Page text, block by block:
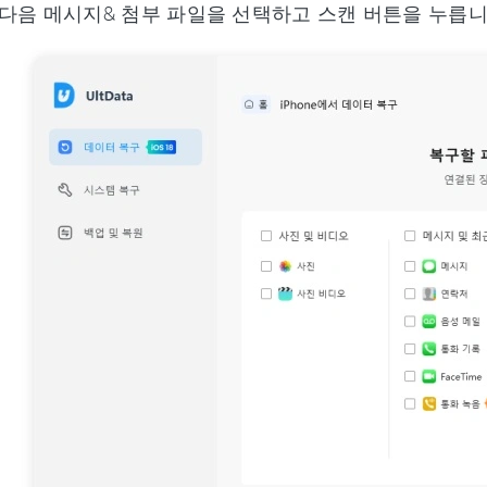
음 메시지& 첨부 파일을 선택하고 스캔 버튼을 누릅